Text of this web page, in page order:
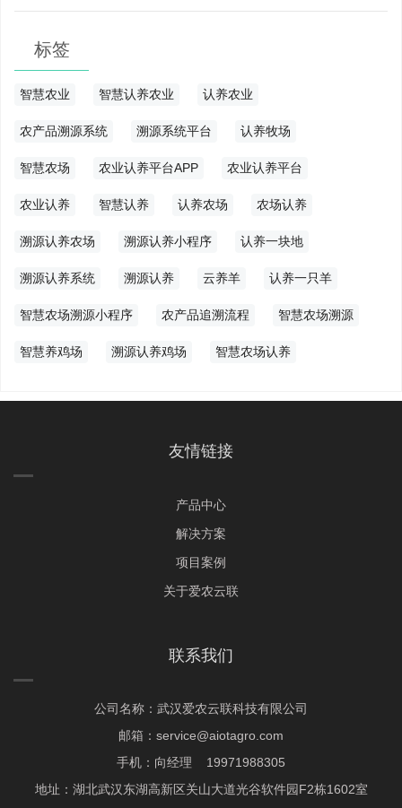
标签
智慧农业 智慧认养农业 认养农业
农产品溯源系统 溯源系统平台 认养牧场
智慧农场 农业认养平台APP 农业认养平台
农业认养 智慧认养 认养农场 农场认养
溯源认养农场 溯源认养小程序 认养一块地
溯源认养系统 溯源认养 云养羊 认养一只羊
智慧农场溯源小程序 农产品追溯流程 智慧农场溯源
智慧养鸡场 溯源认养鸡场 智慧农场认养
友情链接
产品中心
解决方案
项目案例
关于爱农云联
联系我们
公司名称：武汉爱农云联科技有限公司
邮箱：service@aiotagro.com
手机：向经理 19971988305
地址：湖北武汉东湖高新区关山大道光谷软件园F2栋1602室